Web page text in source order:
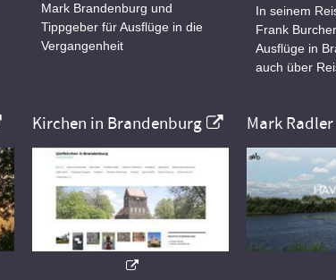
Mark Brandenburg und
Tippgeber für Ausflüge in die
Vergangenheit
In seinem
Frank
Ausflüge in
auch über
Kirchen in Brandenburg Mark Radler